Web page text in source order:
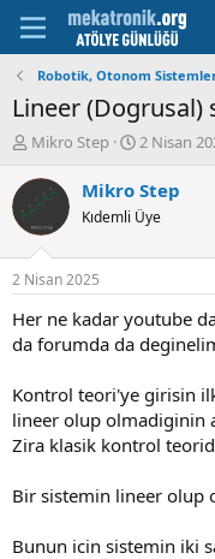
Robotik, Otonom
Lineer (Dogrusal)
K
n
u
y
u
b
a
ş
a
a
n
Mikro Step
B
ş
l
a
t
a
i
i
2 Nisan
Mikro Step
Kıdemli Üye
2 Nisan 2025
Her ne kadar youtube
da forumda da
Kontrol teori'ye girisin
lineer olup olmadiginin
Zira klasik kontrol
Bir sistemin lineer olup
Bunun icin sistemin iki